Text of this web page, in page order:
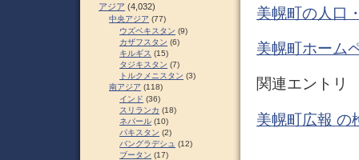
美幌町の人口
美幌町ホーム
関連エントリ
美幌町広報 の
アジア (4,032)
中央アジア (77)
ウズベキスタン (9)
カザフスタン (6)
キルギス (15)
タジキスタン (7)
トルクメニスタン (3)
南アジア (118)
インド (36)
スリランカ (18)
ネパール (10)
パキスタン (2)
バングラデシュ (12)
ブータン (17)